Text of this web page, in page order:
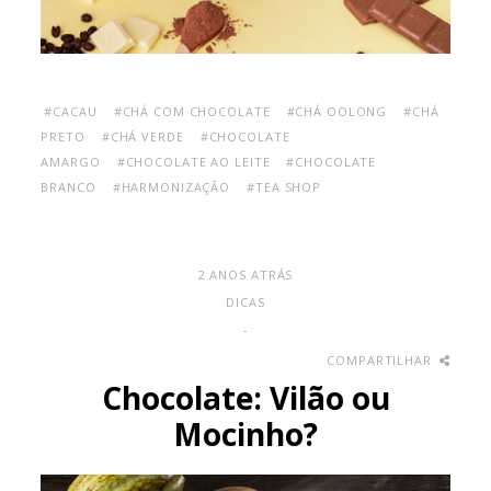
#CACAU #CHÁ COM CHOCOLATE #CHÁ OOLONG
#CHÁ
PRETO
#CHÁ VERDE
#CHOCOLATE
AMARGO
#CHOCOLATE AO LEITE
#CHOCOLATE
BRANCO
#HARMONIZAÇÃO #TEA SHOP
2 ANOS ATRÁS
DICAS
-
COMPARTILHAR
Chocolate: Vilão ou
Mocinho?